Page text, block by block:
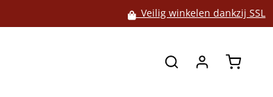
Veilig winkelen dankzij SSL